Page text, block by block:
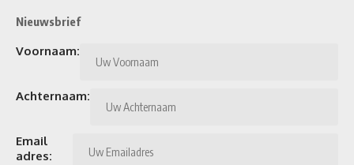
Nieuwsbrief
Voornaam:
Achternaam:
Email
adres: